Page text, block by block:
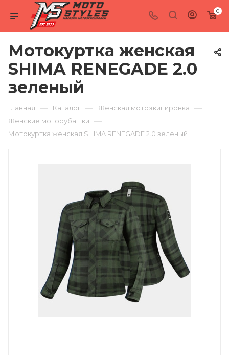
0
Мотокуртка женская
SHIMA RENEGADE 2.0
зеленый
Главная — Каталог — Женская мотоэкипировка —
Женские моторубашки —
Мотокуртка женская SHIMA RENEGADE 2.0 зеленый